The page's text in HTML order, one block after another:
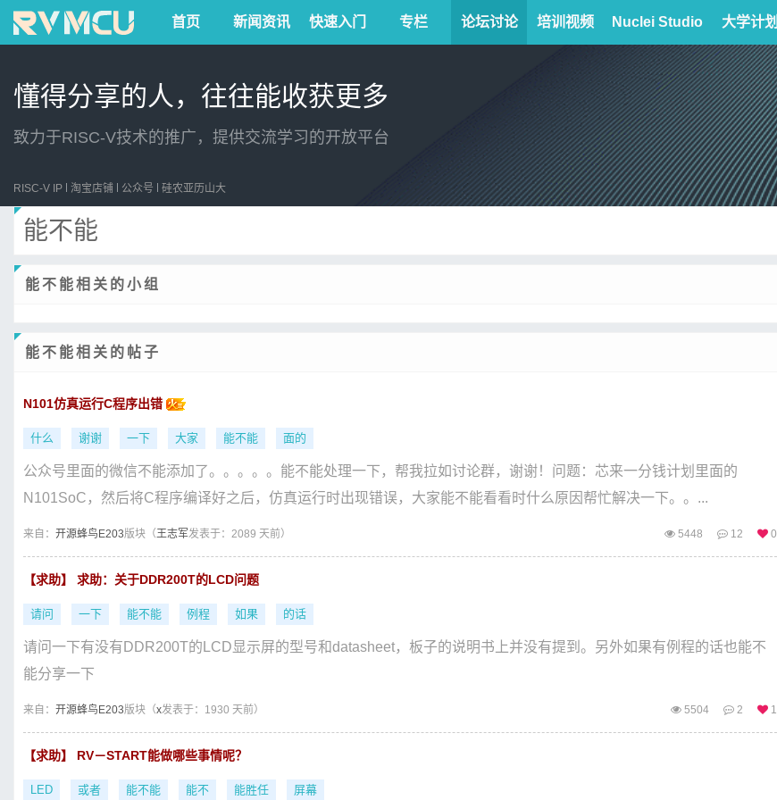
首页 新闻资讯 快速入门 专栏 论坛讨论 培训视频 Nuclei Studio 大学计划
懂得分享的人，往往能收获更多
致力于RISC-V技术的推广，提供交流学习的开放平台
RISC-V IP 淘宝店铺 公众号 硅农亚历山大
能不能
能不能相关的小组
能不能相关的帖子
N101仿真运行C程序出错
什么 谢谢 一下 大家 能不能 面的
公众号里面的微信不能添加了。。。。。能不能处理一下，帮我拉如讨论群，谢谢！问题：芯来一分钱计划里面的
N101SoC，然后将C程序编译好之后，仿真运行时出现错误，大家能不能看看时什么原因帮忙解决一下。。...
来自： 开源蜂鸟E203版块（王志军发表于：2089 天前） 5448 12 0
【求助】 求助：关于DDR200T的LCD问题
请问 一下 能不能 例程 如果 的话
请问一下有没有DDR200T的LCD显示屏的型号和datasheet，板子的说明书上并没有提到。另外如果有例程的话也能不
能分享一下
来自： 开源蜂鸟E203版块（x发表于：1930 天前） 5504 2 1
【求助】 RV－START能做哪些事情呢？
LED 或者 能不能 能不 能胜任 屏幕